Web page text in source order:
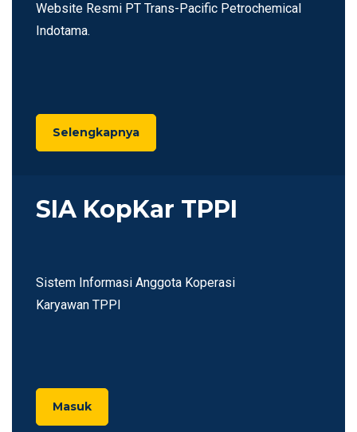
Website Resmi PT Trans-Pacific Petrochemical
Indotama.
Selengkapnya
SIA KopKar TPPI
Sistem Informasi Anggota Koperasi
Karyawan TPPI
Masuk